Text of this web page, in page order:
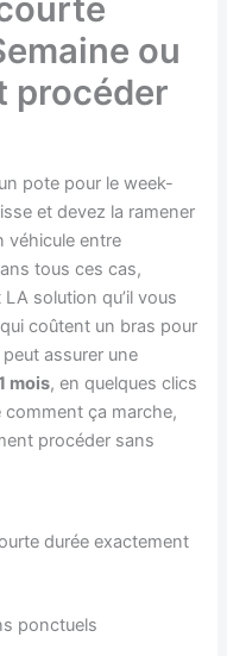
ou
procéder
pote pour le week-
et devez la ramener
véhicule entre
tous ces cas,
LA solution qu’il vous
coûtent un bras pour
assurer une
mois, en quelques clics
comment ça marche,
procéder sans
durée exactement
ponctuels